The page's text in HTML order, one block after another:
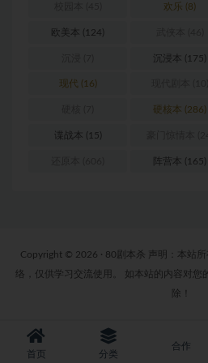
欢乐 (8)
欧美本 (124)
沉浸本 (175)
现代 (16)
硬核本 (286)
谍战本 (15)
阵营本 (165)
Copyright © 2026 · 80剧本杀 声明：本站
络，仅供学习交流使用。 如本站的内容对您
除！
首页 分类
合作